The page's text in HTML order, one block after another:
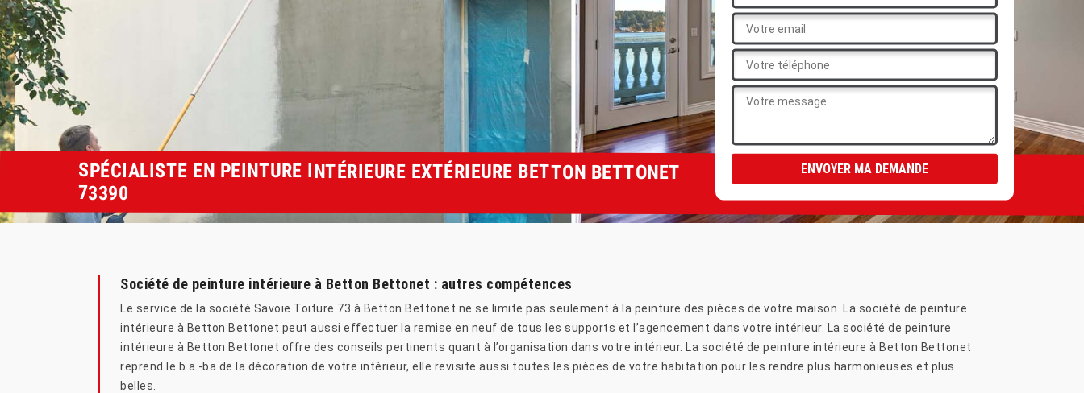
SPÉCIALISTE EN PEINTURE INTÉRIEURE EXTÉRIEURE BETTON BETTONET
73390
Société de peinture intérieure à Betton Bettonet : autres compétences
Le service de la société Savoie Toiture 73 à Betton Bettonet ne se limite pas seulement à la peinture des pièces de votre maison. La société de peinture
intérieure à Betton Bettonet peut aussi effectuer la remise en neuf de tous les supports et l’agencement dans votre intérieur. La société de peinture
intérieure à Betton Bettonet offre des conseils pertinents quant à l’organisation dans votre intérieur. La société de peinture intérieure à Betton Bettonet
reprend le b.a.-ba de la décoration de votre intérieur, elle revisite aussi toutes les pièces de votre habitation pour les rendre plus harmonieuses et plus
belles.